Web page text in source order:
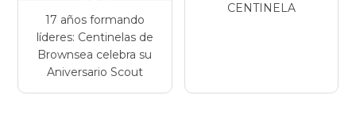
17 años formando
líderes: Centinelas de
Brownsea celebra su
Aniversario Scout
CENTINELA